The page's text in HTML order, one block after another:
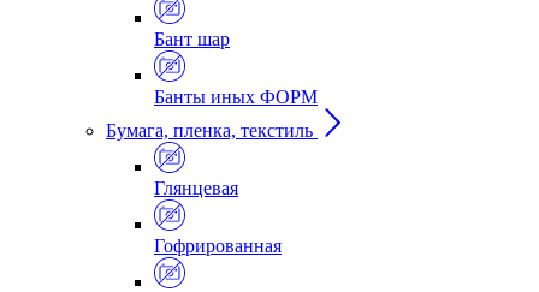
Бант шар
Банты иных ФОРМ
Бумага, пленка, текстиль
Глянцевая
Гофрированная